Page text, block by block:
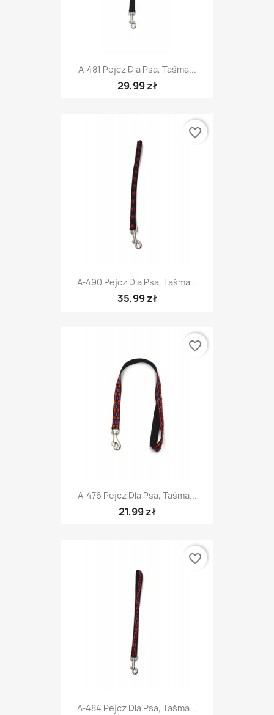
A-481 Pejcz Dla Psa, Taśma...
29,99 zł
A-490 Pejcz Dla Psa, Taśma...
35,99 zł
favorite_border
A-476 Pejcz Dla Psa, Taśma...
21,99 zł
favorite_border
A-484 Pejcz Dla Psa, Taśma...
favorite_border